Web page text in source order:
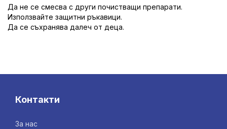
Да не се смесва с други почистващи препарати.
Използвайте защитни ръкавици.
Да се съхранява далеч от деца.
Контакти
За нас